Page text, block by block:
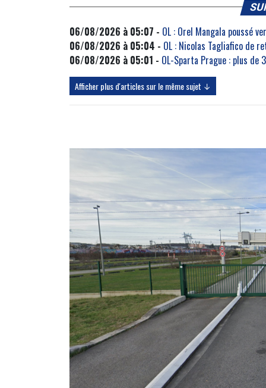
06/08/2026 à 05:07 - OL : Orel Mangala poussé
06/08/2026 à 05:04 - OL : Nicolas Tagliafico de
06/08/2026 à 05:01 - OL-Sparta Prague : plus
Afficher plus d'articles sur le même sujet ↓